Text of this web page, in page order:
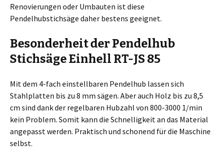
Renovierungen oder Umbauten ist diese
Pendelhubstichsäge daher bestens geeignet.
Besonderheit der Pendelhub
Stichsäge Einhell RT-JS 85
Mit dem 4-fach einstellbaren Pendelhub lassen sich
Stahlplatten bis zu 8 mm sägen. Aber auch Holz bis zu 8,5
cm sind dank der regelbaren Hubzahl von 800-3000 1/min
kein Problem. Somit kann die Schnelligkeit an das Material
angepasst werden. Praktisch und schonend für die Maschine
selbst.